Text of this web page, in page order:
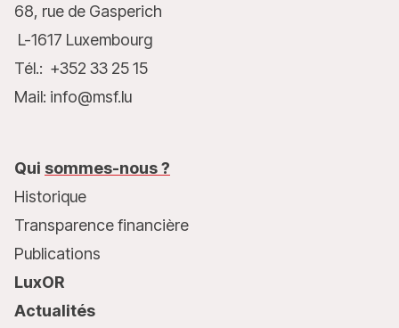
68, rue de Gasperich
L-1617 Luxembourg
Tél.: +352 33 25 15
Mail: info@msf.lu
Qui sommes-nous ?
Historique
Transparence financière
Publications
LuxOR
Actualités